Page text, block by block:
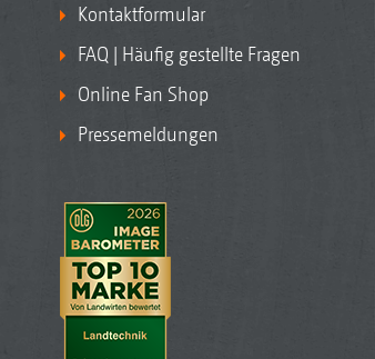
Kontaktformular
FAQ | Häufig gestellte Fragen
Online Fan Shop
Pressemeldungen